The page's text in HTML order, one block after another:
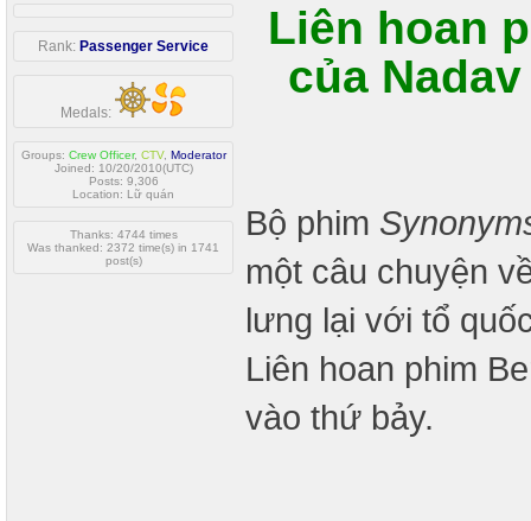
Rank: Passenger Service
Medals:
Groups: Crew Officer, CTV, Moderator
Joined: 10/20/2010(UTC)
Posts: 9,306
Location: Lữ quán
Thanks: 4744 times
Was thanked: 2372 time(s) in 1741
post(s)
Liên hoan
của
Bộ phim
một câu chuyện
lưng lại với tổ
Liên hoan phim
vào thứ bảy.